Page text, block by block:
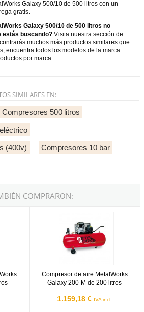
Galaxy 500/10 de 500 litros con un
gratis.
Galaxy 500/10 de 500 litros no
estás buscando? Visita nuestra sección de
muchos más productos similares que
encuentra todos los modelos de la marca
por marca.
SIMILARES EN:
Compresores 500 litros
(400v) Compresores 10 bar
COMPRARON:
Galaxy 300 de 270 litros
Compresor de aire MetalWorks
Galaxy 200-M de 200 litros
1.159,18 € IVA incl.